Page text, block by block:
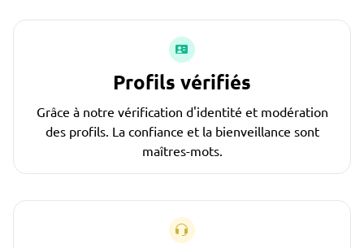
Profils vérifiés
Grâce à notre vérification d'identité et modération
des profils. La confiance et la bienveillance sont
maîtres-mots.